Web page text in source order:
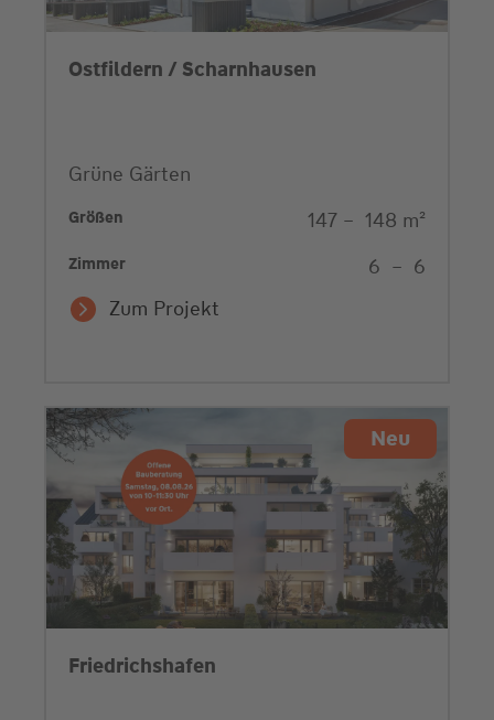
Ostfildern / Scharnhausen
Grüne Gärten
Größen 147 – 148 m²
Zimmer 6 – 6
Zum Projekt
Neu
Friedrichshafen